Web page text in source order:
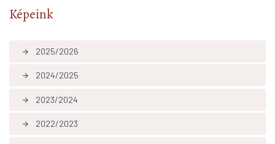
Képeink
arrow_forward 2025/2026
arrow_forward 2024/2025
arrow_forward 2023/2024
arrow_forward 2022/2023